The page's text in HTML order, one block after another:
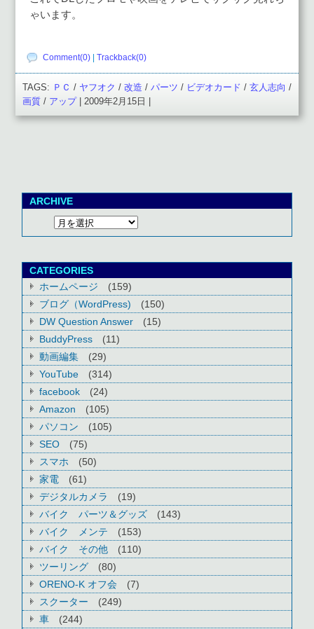
ゃいます。
Comment(0) Trackback(0)
TAGS: ＰＣ / ヤフオク / 改造 / パーツ / ビデオカード / 玄人志向 /
画質 / アップ| 2009年2月15日 |
ARCHIVE
CATEGORIES
ホームページ
(159)
ブログ（WordPress)
(150)
DW Question Answer
(15)
BuddyPress
(11)
動画編集
(29)
YouTube
(314)
facebook
(24)
Amazon
(105)
パソコン
(105)
SEO
(75)
スマホ
(50)
家電
(61)
デジタルカメラ
(19)
バイク パーツ＆グッズ
(143)
バイク メンテ
(153)
バイク その他
(110)
ツーリング
(80)
ORENO-K オフ会
(7)
スクーター
(249)
車
(244)